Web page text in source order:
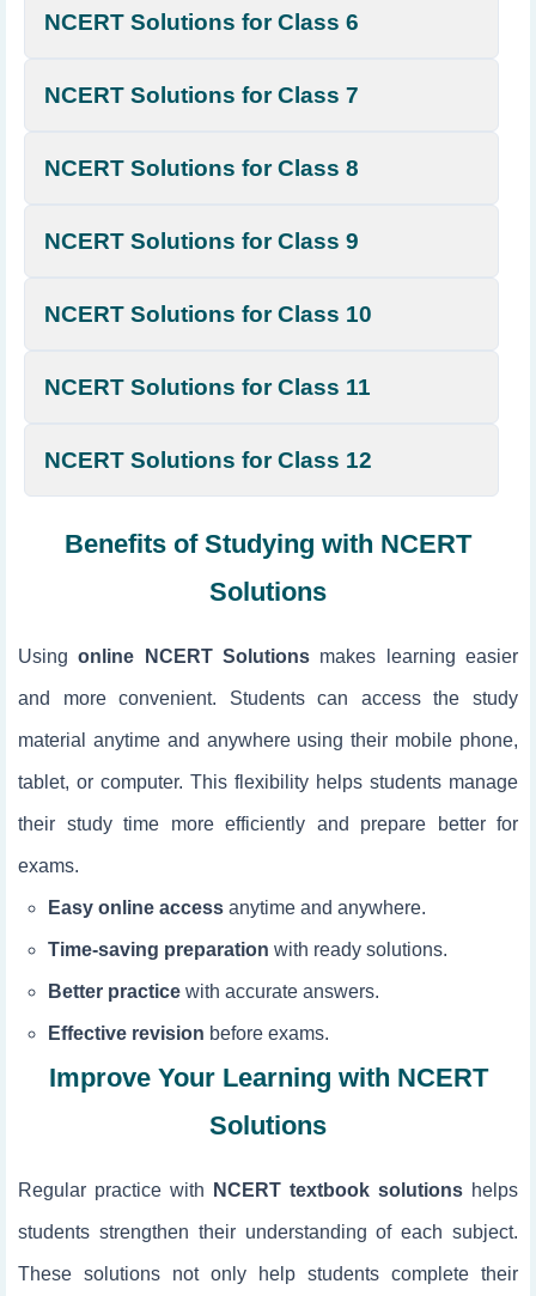
NCERT Solutions for Class 6
NCERT Solutions for Class 7
NCERT Solutions for Class 8
NCERT Solutions for Class 9
NCERT Solutions for Class 10
NCERT Solutions for Class 11
NCERT Solutions for Class 12
Benefits of Studying with NCERT
Solutions
Usingonline NCERT Solutions makes learning easier
and more convenient. Students can access the study
material anytime and anywhere using their mobile phone,
tablet, or computer. This flexibility helps students manage
their study time more efficiently and prepare better for
exams.
Easy online access anytime and anywhere.
Time-saving preparation with ready solutions.
Better practice with accurate answers.
Effective revision before exams.
Improve Your Learning with NCERT
Solutions
Regular practice with NCERT textbook solutions helps
students strengthen their understanding of each subject.
These solutions not only help students complete their